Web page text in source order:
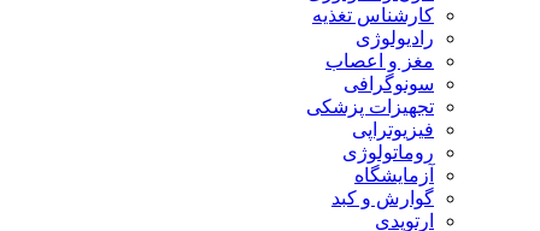
کارشناس تغذیه
رادیولوژی
مغز و اعصاب
سونوگرافی
تجهیزات پزشکی
فیزیوتراپی
روماتولوژی
آزمایشگاه
گوارش و کبد
ارتوپدی